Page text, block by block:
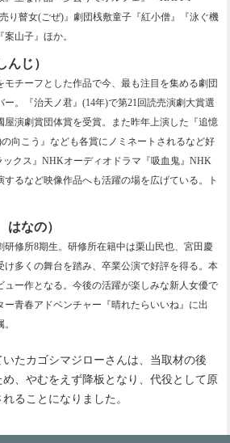
り瞽女(ごぜ)』劇団桟敷童子『紅小僧』『泳ぐ機
山子』ほか。
じ）
モチーフとした作品で今、最も注目を集める劇団
。『治天ノ君』(14年)で第21回読売演劇大賞選
屋演劇賞団体賞を受賞。また昨年上演した『追憶
向こう』なども各賞にノミネートされるなど好
ックス』NHKオーディオドラマ『吸血鬼』NHK
するなど映像作品へも活躍の場を広げている。ト
なの）
修所8期生。研修所在籍中は栗山民也、宮田慶
け多くの舞台を踏み、卒業公演で好評を得る。本
ュー作となる。今後の活躍が楽しみな新人女優で
ー青春アドベンチャー『晴れたらいいね』に出
たカゴシマジローさんは、当取材の後
、やむをえず降板となり、代役として原
ることになりました。